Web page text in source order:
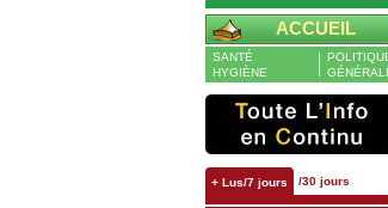
ACCUEIL
SANTÉ
HYGIÈNE
+ Lus/7 jours /30 jours